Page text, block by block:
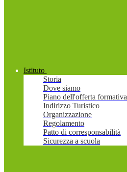
Istituto
Storia
Dove siamo
Piano dell'offerta formativa
Indirizzo Turistico
Organizzazione
Regolamento
Patto di corresponsabilità
Sicurezza a scuola